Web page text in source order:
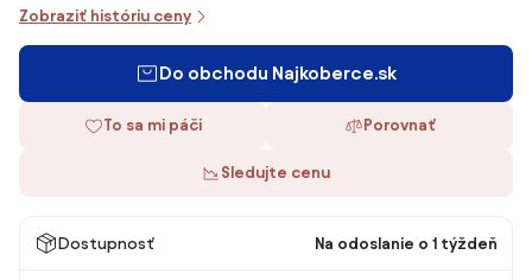
Zobraziť históriu ceny
Do obchodu Najkoberce.sk
To sa mi páči Porovnať
Sledujte cenu
Dostupnosť Na odoslanie o 1 týždeň